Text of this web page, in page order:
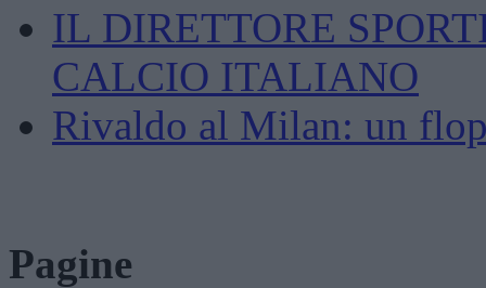
IL DIRETTORE
CALCIO ITALIANO
Rivaldo al Milan: un
Pagine